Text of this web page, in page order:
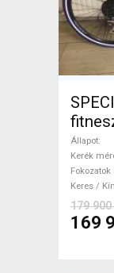
Állapot
Kerék
Fokozatok
Keres /
179 900
169